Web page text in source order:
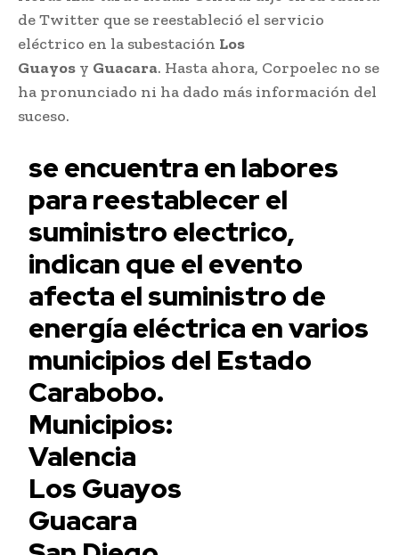
de Twitter que se reestableció el servicio
eléctrico en la subestación Los
Guayos y Guacara. Hasta ahora, Corpoelec no se
ha pronunciado ni ha dado más información del
suceso.
se encuentra en labores
para reestablecer el
suministro electrico,
indican que el evento
afecta el suministro de
energía eléctrica en varios
municipios del Estado
Carabobo.
Municipios:
Valencia
Los Guayos
Guacara